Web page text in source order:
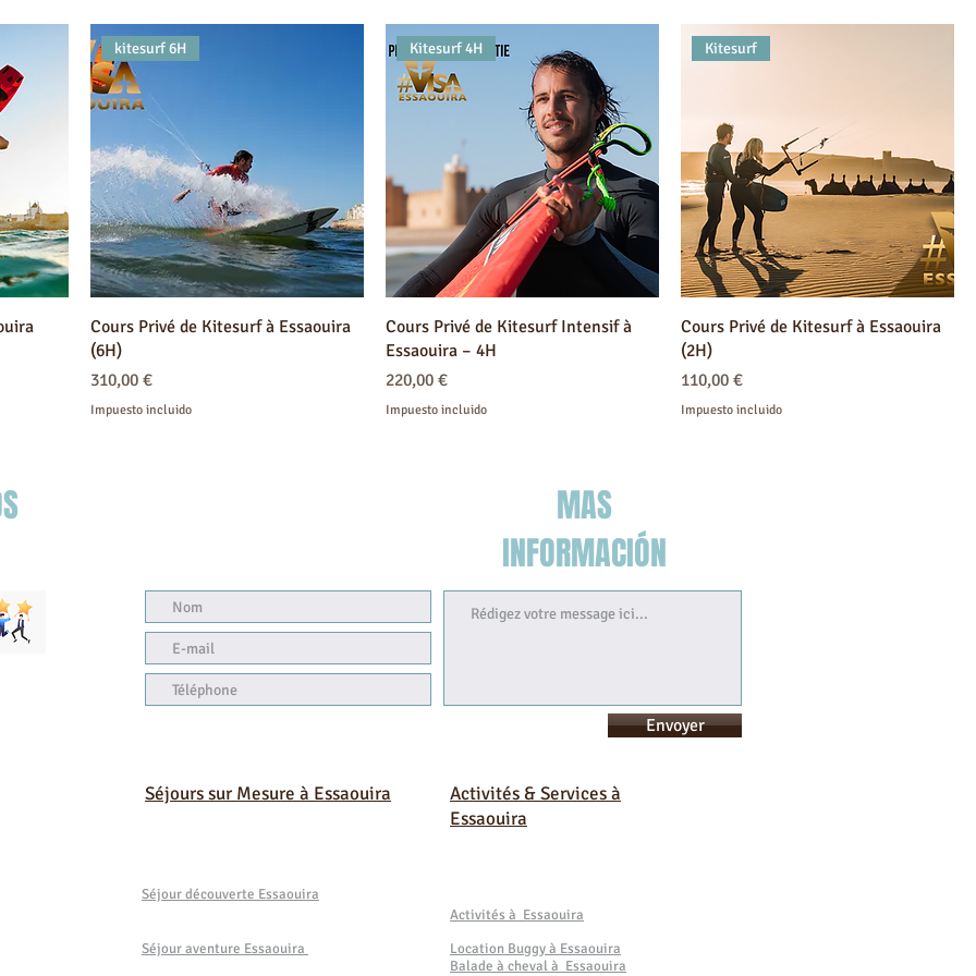
kitesurf 6H
Cours Privé de Kitesurf à Essaouira
(6H)
Precio
310,00 €
Impuesto incluido
Kitesurf 4H
Cours Privé de Kitesurf Intensif à
Essaouira – 4H
Precio
220,00 €
Impuesto incluido
Kitesurf
Cours Privé de Kitesurf à Essaouira
(2H)
Precio
110,00 €
Impuesto incluido
MAS
INFORMACIÓN
Envoyer
Séjours sur Mesure à Essaouira
Activités & Services à
Essaouira
Séjour découverte Essaouira
Séjour aventure Essaouira
Activités à Essaouira
Location Buggy à Essaouira
Balade à cheval à Essaouira